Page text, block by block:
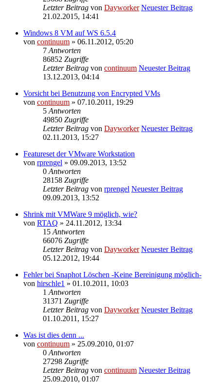
Letzter Beitrag von Dayworker Neuester Beitrag
21.02.2015, 14:41
Windows 8 VM auf WS 6.5.4
von continuum » 06.11.2012, 05:20
7 Antworten
86852 Zugriffe
Letzter Beitrag von continuum Neuester Beitrag
13.12.2013, 04:14
Vorsicht bei Benutzung von Encrypted VMs
von continuum » 07.10.2011, 19:29
5 Antworten
49850 Zugriffe
Letzter Beitrag von Dayworker Neuester Beitrag
02.11.2013, 15:27
Featureset der VMware Workstation
von rprengel » 09.09.2013, 13:52
0 Antworten
28158 Zugriffe
Letzter Beitrag von rprengel Neuester Beitrag
09.09.2013, 13:52
Shrink mit VMWare 9 möglich, wie?
von RTAQ » 24.11.2012, 13:34
15 Antworten
66076 Zugriffe
Letzter Beitrag von Dayworker Neuester Beitrag
05.12.2012, 19:44
Fehler bei Snaphot Löschen -Keine Bereinigung möglich-
von hirschle1 » 01.10.2011, 10:03
1 Antworten
31371 Zugriffe
Letzter Beitrag von Dayworker Neuester Beitrag
01.10.2011, 15:27
Was ist dies denn ...
von continuum » 25.09.2010, 01:07
0 Antworten
27298 Zugriffe
Letzter Beitrag von continuum Neuester Beitrag
25.09.2010, 01:07